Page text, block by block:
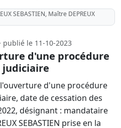
SEBASTIEN, Maître DEPREUX
publié le 11-10-2023
d'une procédure
judiciaire
d'une procédure
date de cessation des
désignant : mandataire
SEBASTIEN prise en la